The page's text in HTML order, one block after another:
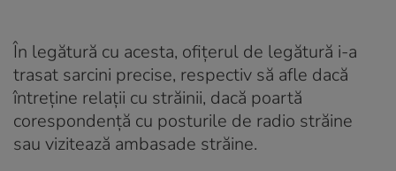
În legătură cu acesta, ofițerul de legătură i-a
trasat sarcini precise, respectiv să afle dacă
întreţine relaţii cu străinii, dacă poartă
corespondenţă cu posturile de radio străine
sau vizitează ambasade străine.